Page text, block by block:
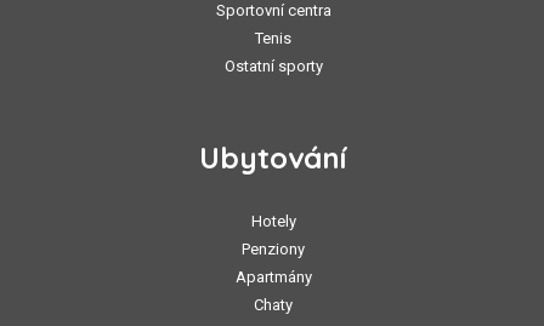
Sportovní centra
Tenis
Ostatní sporty
Ubytování
Hotely
Penziony
Apartmány
Chaty